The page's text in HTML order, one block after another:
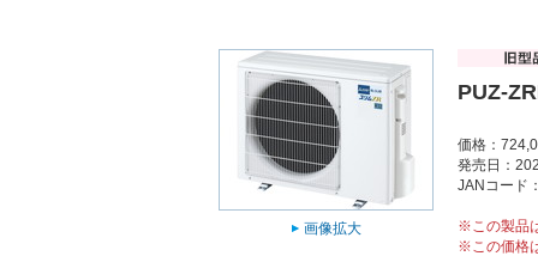
画像拡大
PUZ-
価格：
発売日：
JANコード
※この製品
※この価格